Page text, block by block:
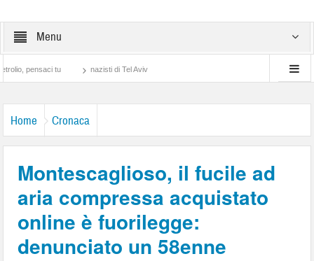
Menu
tu nazisti di Tel Aviv
Home Cronaca
Montescaglioso, il fucile ad
aria compressa acquistato
online è fuorilegge:
denunciato un 58enne